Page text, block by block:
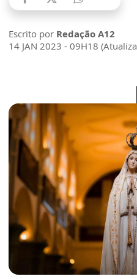
Escrito por Redação A12
14 JAN 2023 - 09H18